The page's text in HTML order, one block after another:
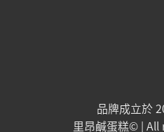
品牌成立於
里昂鹹蛋糕© |